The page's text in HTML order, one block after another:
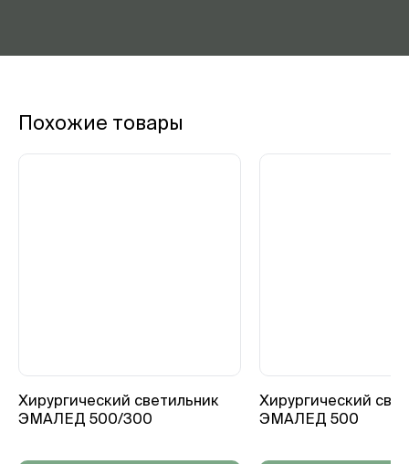
Похожие товары
Хирургический светильник
ЭМАЛЕД 500/300
Хирургический
ЭМАЛЕД 500